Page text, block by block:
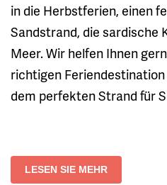
in die Herbstferien, einen
Sandstrand, die sardische
Meer. Wir helfen Ihnen
richtigen
dem perfekten Strand für
LESEN SIE MEHR